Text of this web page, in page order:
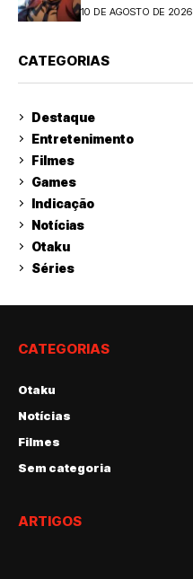
10 DE AGOSTO DE 2026
CATEGORIAS
Destaque
Entretenimento
Filmes
Games
Indicação
Notícias
Otaku
Séries
CATEGORIAS
Otaku
Notícias
Filmes
Sem categoria
ARTIGOS